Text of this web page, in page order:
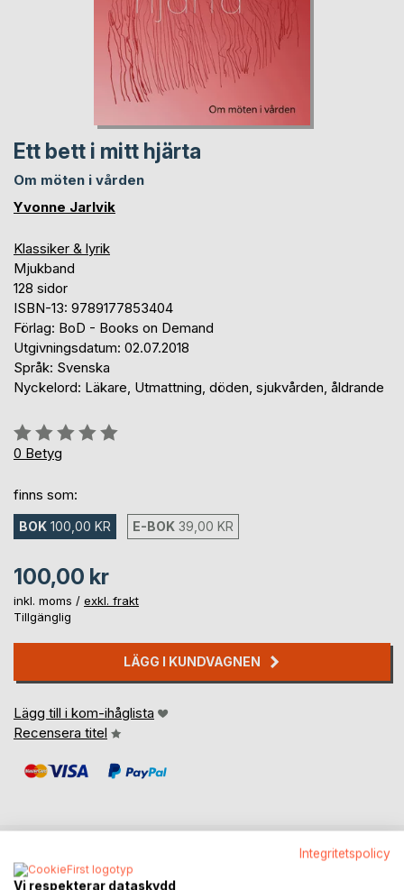
Ett bett i mitt hjärta
Om möten i vården
Yvonne Jarlvik
Klassiker & lyrik
Mjukband
128 sidor
ISBN-13: 9789177853404
Förlag: BoD - Books on Demand
Utgivningsdatum: 02.07.2018
Språk: Svenska
Nyckelord: Läkare, Utmattning, döden, sjukvården, åldrande
Betyg::
0%
0 Betyg
finns som:
BOK 100,00 KR E-BOK 39,00 KR
100,00 kr
inkl. moms / exkl. frakt
Tillgänglig
LÄGG I KUNDVAGNEN
Lägg till i kom-ihåglista
Recensera titel
BESKRIVNING
Integritetspolicy
Vi respekterar dataskydd